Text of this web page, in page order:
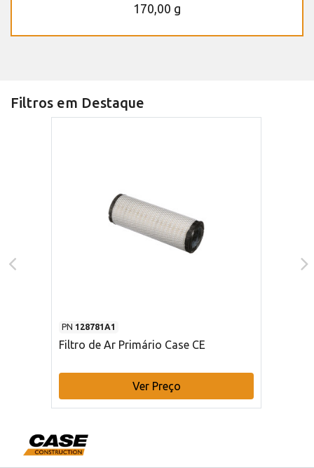
170,00 g
Filtros em Destaque
PN 128781A1
Filtro de Ar Primário Case CE
Ver Preço